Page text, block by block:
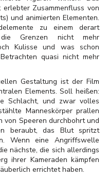
Zusammenfluss von
und animierten Elementen.
zu einem derart
Grenzen nicht mehr
Kulisse und was schon
quasi nicht mehr
Gestaltung ist der Film
Elements. Soll heißen:
Schlacht, und zwar volles
Manneskörper prallen
von Speeren durchbohrt und
beraubt, das Blut spritzt
Wenn eine Angriffswelle
nächste, die sich allerdings
ihrer Kameraden kämpfen
errichtet haben.